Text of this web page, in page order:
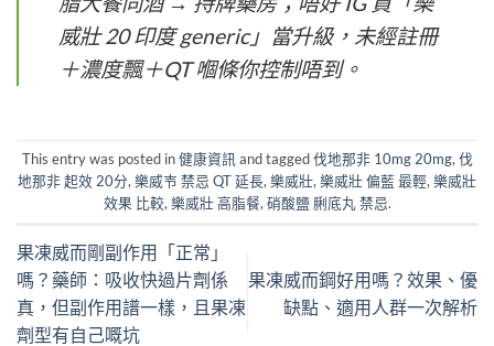
威壯 20 印度 generic」當升級，未經註冊
＋濃度飄＋QT 嗰條你控制唔到。
This entry was posted in健康資訊 and tagged伐地那非 10mg 20mg, 伐
地那非 起效 20分, 樂威壭 禁忌 QT 延長, 樂威壯, 樂威壯 偏藍 最輕, 樂威壯
效果 比較, 樂威壯 高脂餐, 硝酸鹽 脷底丸 禁忌.
果凍威而剛副作用「正常」
嗎？藥師：吸收快過片劑係
真，但副作用譜一樣，且果凍
劑型有自己嘅坑
果凍威而鋼好用嗎？效果、優
缺點、適用人群一次解析